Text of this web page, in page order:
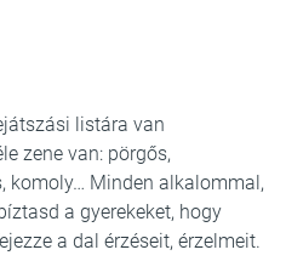
listára van
zene van: pörgős,
komoly… Minden alkalommal,
a gyerekeket, hogy
a dal érzéseit, érzelmeit.